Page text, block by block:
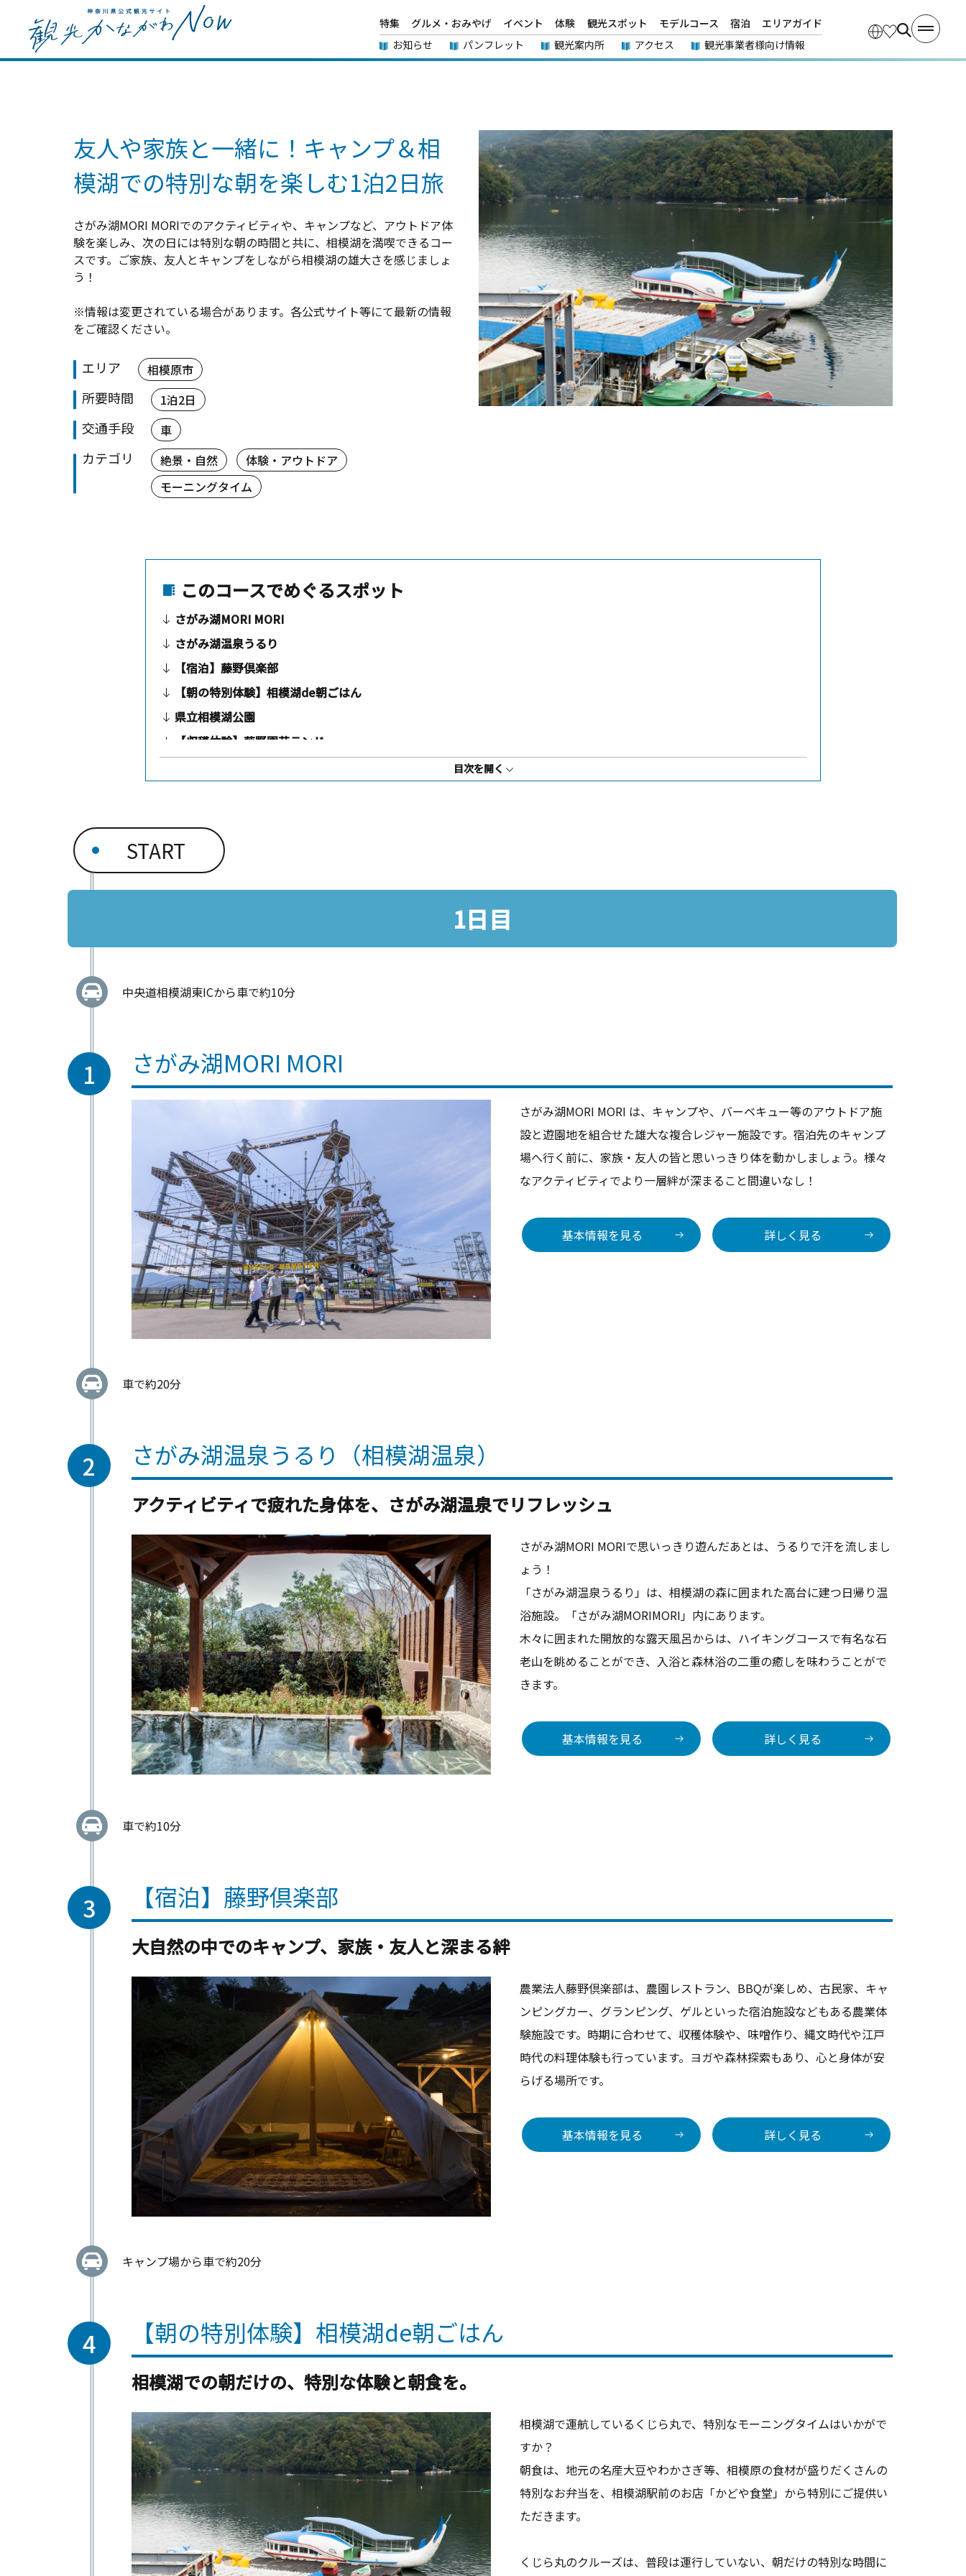
特集 グルメ・おみやげ イベント 体験 観光スポット モデルコース 宿泊
エリアガイド
お知らせ
パンフレット 観光案内所 アクセス 観光事業者様向け情報
友人や家族と一緒に！キャンプ＆相
模湖での特別な朝を楽しむ1泊2日旅
さがみ湖MORI MORIでのアクティビティや、キャンプなど、アウトドア体
験を楽しみ、次の日には特別な朝の時間と共に、相模湖を満喫できるコー
スです。ご家族、友人とキャンプをしながら相模湖の雄大さを感じましょ
う！
※情報は変更されている場合があります。各公式サイト等にて最新の情報
をご確認ください。
エリア 相模原市
所要時間 1泊2日
交通手段 車
カテゴリ 絶景・自然
体験・アウトドア
モーニングタイム
このコースでめぐるスポット
さがみ湖MORI MORI
さがみ湖温泉うるり
【宿泊】藤野倶楽部
【朝の特別体験】相模湖de朝ごはん
県立相模湖公園
【収穫体験】藤野園芸ランド
目次を開く
START
1日目
中央道相模湖東ICから車で約10分
1 さがみ湖MORI MORI
さがみ湖MORI MORI は、キャンプや、バーベキュー等のアウトドア施
設と遊園地を組合せた雄大な複合レジャー施設です。宿泊先のキャンプ
場へ行く前に、家族・友人の皆と思いっきり体を動かしましょう。様々
なアクティビティでより一層絆が深まること間違いなし！
基本情報を見る 詳しく見る
車で約20分
2 さがみ湖温泉うるり（相模湖温泉）
アクティビティで疲れた身体を、さがみ湖温泉でリフレッシュ
さがみ湖MORI MORIで思いっきり遊んだあとは、うるりで汗を流しまし
ょう！
「さがみ湖温泉うるり」は、相模湖の森に囲まれた高台に建つ日帰り温
浴施設。「さがみ湖MORIMORI」内にあります。
木々に囲まれた開放的な露天風呂からは、ハイキングコースで有名な石
老山を眺めることができ、入浴と森林浴の二重の癒しを味わうことがで
きます。
基本情報を見る 詳しく見る
車で約10分
3 【宿泊】藤野倶楽部
大自然の中でのキャンプ、家族・友人と深まる絆
農業法人藤野倶楽部は、農園レストラン、BBQが楽しめ、古民家、キャ
ンピングカー、グランピング、ゲルといった宿泊施設などもある農業体
験施設です。時期に合わせて、収穫体験や、味噌作り、縄文時代や江戸
時代の料理体験も行っています。ヨガや森林探索もあり、心と身体が安
らげる場所です。
基本情報を見る 詳しく見る
キャンプ場から車で約20分
4 【朝の特別体験】相模湖de朝ごはん
相模湖での朝だけの、特別な体験と朝食を。
相模湖で運航しているくじら丸で、特別なモーニングタイムはいかがで
すか？
朝食は、地元の名産大豆やわかさぎ等、相模原の食材が盛りだくさんの
特別なお弁当を、相模湖駅前のお店「かどや食堂」から特別にご提供い
ただきます。
くじら丸のクルーズは、普段は運行していない、朝だけの特別な時間に